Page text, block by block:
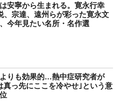
安寧から生まれる。寛永行幸
、宗達、遠州らが彩った寛永文
今年見たい名所・名作選
りも効果的…熱中症研究者が
真っ先にここを冷やせ｣という意